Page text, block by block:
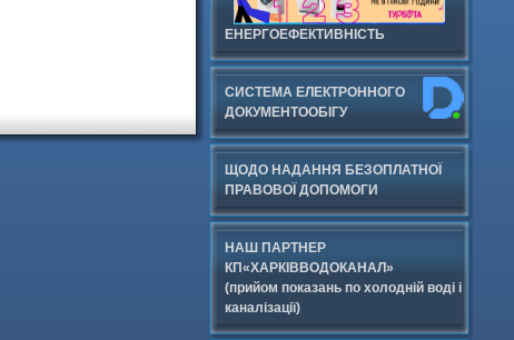
ЕНЕРГОЕФЕКТИВНІСТЬ
СИСТЕМА ЕЛЕКТРОННОГО
ДОКУМЕНТООБIГУ
ЩОДО НАДАННЯ БЕЗОПЛАТНОЇ
ПРАВОВОЇ ДОПОМОГИ
НАШ ПАРТНЕР
КП«ХАРКІВВОДОКАНАЛ»
(прийом показань по холодній воді і
каналізації)